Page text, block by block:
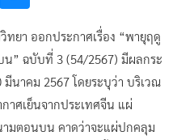
ยา ออกประกาศเรื่อง “พายุฤดู
” ฉบับที่ 3 (54/2567) มีผลกระ
นาคม 2567 โดยระบุว่า บริเวณ
าศเย็นจากประเทศจีน แผ่
มตอนบน คาดว่าจะแผ่ปกคลุม